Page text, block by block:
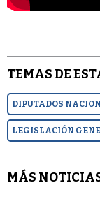
TEMAS DE
DIPUTADOS
LEGISLACIÓN
MÁS